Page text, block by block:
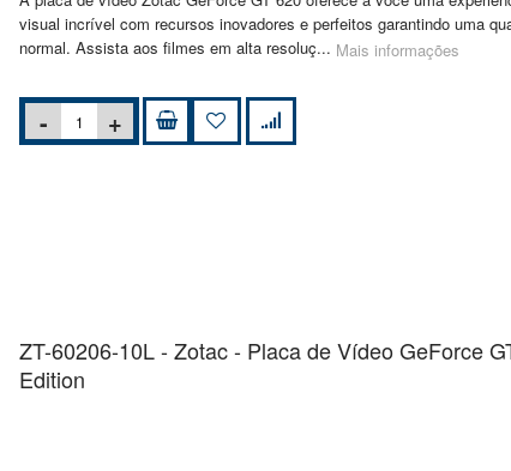
visual incrível com recursos inovadores e perfeitos garantindo uma
normal. Assista aos filmes em alta resoluç... Mais informações
ZT-60206-10L - Zotac - Placa de Vídeo GeForce
Edition